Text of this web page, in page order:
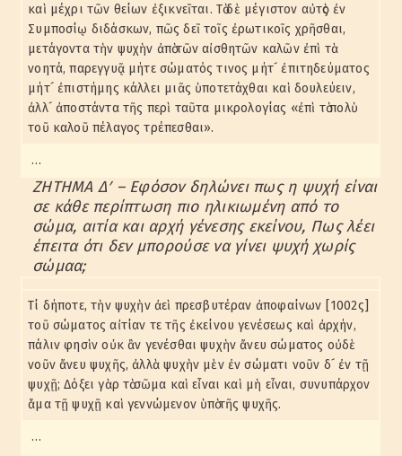
καὶ μέχρι τῶν θείων ἐξικνεῖται. Τὸ δὲ μέγιστον αὐτὸς ἐν
Συμποσίῳ διδάσκων, πῶς δεῖ τοῖς ἐρωτικοῖς χρῆσθαι,
μετάγοντα τὴν ψυχὴν ἀπὸ τῶν αἰσθητῶν καλῶν ἐπὶ τὰ
νοητά, παρεγγυᾷ μήτε σώματός τινος μήτ´ ἐπιτηδεύματος
μήτ´ ἐπιστήμης κάλλει μιᾶς ὑποτετάχθαι καὶ δουλεύειν,
ἀλλ´ ἀποστάντα τῆς περὶ ταῦτα μικρολογίας «ἐπὶ τὸ πολὺ
τοῦ καλοῦ πέλαγος τρέπεσθαι».
…
ΖΗΤΗΜΑ Δʹ – Εφόσον δηλώνει πως η ψυχή είναι
σε κάθε περίπτωση πιο ηλικιωμένη από το
σώμα, αιτία και αρχή γένεσης εκείνου, Πως λέει
έπειτα ότι δεν μπορούσε να γίνει ψυχή χωρίς
σώμαα;
Τί δήποτε, τὴν ψυχὴν ἀεὶ πρεσβυτέραν ἀποφαίνων [1002ς]
τοῦ σώματος αἰτίαν τε τῆς ἐκείνου γενέσεως καὶ ἀρχήν,
πάλιν φησὶν οὐκ ἂν γενέσθαι ψυχὴν ἄνευ σώματος οὐδὲ
νοῦν ἄνευ ψυχῆς, ἀλλὰ ψυχὴν μὲν ἐν σώματι νοῦν δ´ ἐν τῇ
ψυχῇ; Δόξει γὰρ τὸ σῶμα καὶ εἶναι καὶ μὴ εἶναι, συνυπάρχον
ἅμα τῇ ψυχῇ καὶ γεννώμενον ὑπὸ τῆς ψυχῆς.
…